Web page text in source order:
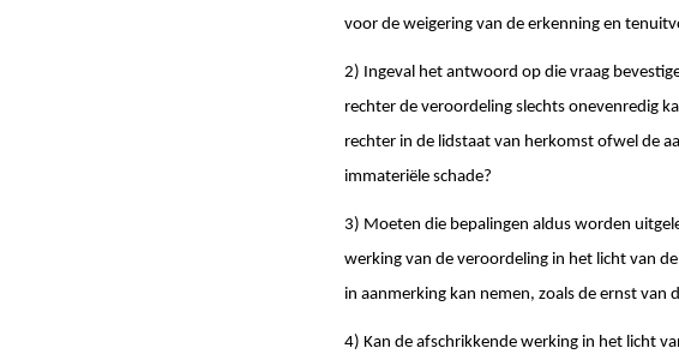
voor de weigering van de erkenning en
2) Ingeval het antwoord op die vraag
rechter de veroordeling slechts onevenredig
rechter in de lidstaat van herkomst ofwel de
immateriële schade?
3) Moeten die bepalingen aldus worden
werking van de veroordeling in het licht van
in aanmerking kan nemen, zoals de ernst van
4) Kan de afschrikkende werking in het licht